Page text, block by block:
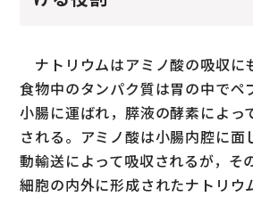
ナトリウムはアミノ酸の吸収に
食物中のタンパク質は胃の中でペ
小腸に運ばれ，膵液の酵素によっ
される。アミノ酸は小腸内腔に面
動輸送によって吸収されるが，そ
細胞の内外に形成されたナトリウ